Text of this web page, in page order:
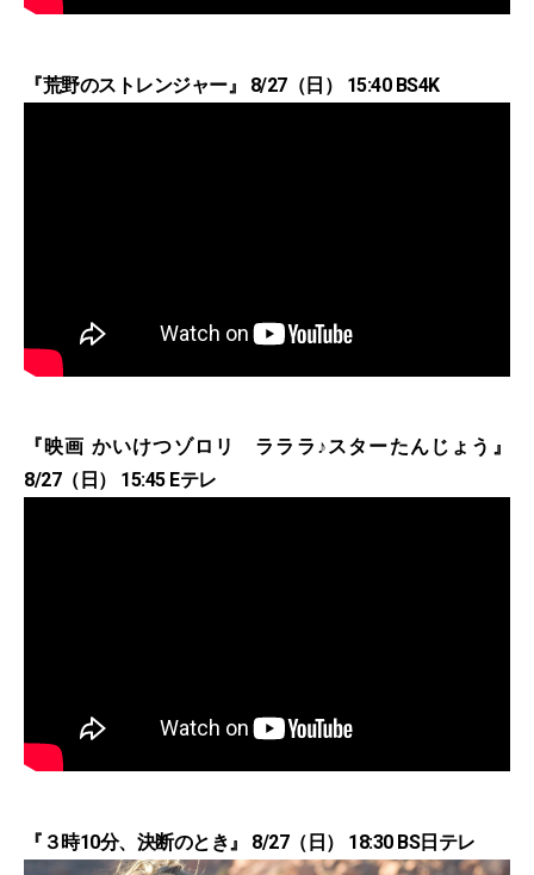
『荒野のストレンジャー』 8/27（日） 15:40 BS4K
『映画 かいけつゾロリ ラララ♪スターたんじょう』
8/27（日） 15:45 Eテレ
『３時10分、決断のとき』 8/27（日） 18:30 BS日テレ